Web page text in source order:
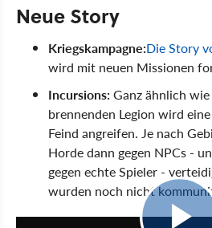
Neue Story
Kriegskampagne:Die Story
wird mit neuen Missionen
Incursions:Ganz ähnlich
brennenden Legion wird
Feind angreifen. Je nach
Horde dann gegen NPCs -
gegen echte Spieler -
wurden noch nicht